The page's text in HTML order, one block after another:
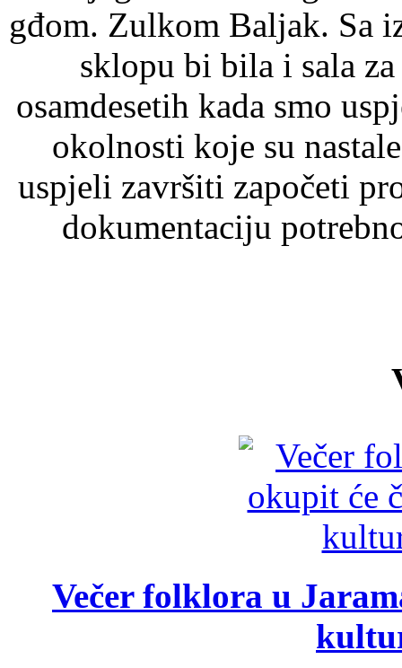
gđom. Zulkom Baljak. Sa
sklopu bi bila i sala
osamdesetih kada smo
okolnosti koje su
uspjeli završiti započeti
dokumentaciju
Večer folklora u